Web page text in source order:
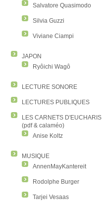
Salvatore Quasimodo
Silvia Guzzi
Viviane Ciampi
JAPON
Ryôichi Wagô
LECTURE SONORE
LECTURES PUBLIQUES
LES CARNETS D'EUCHARIS
(pdf & calaméo)
Anise Koltz
MUSIQUE
AnnenMayKantereit
Rodolphe Burger
Tarjei Vesaas